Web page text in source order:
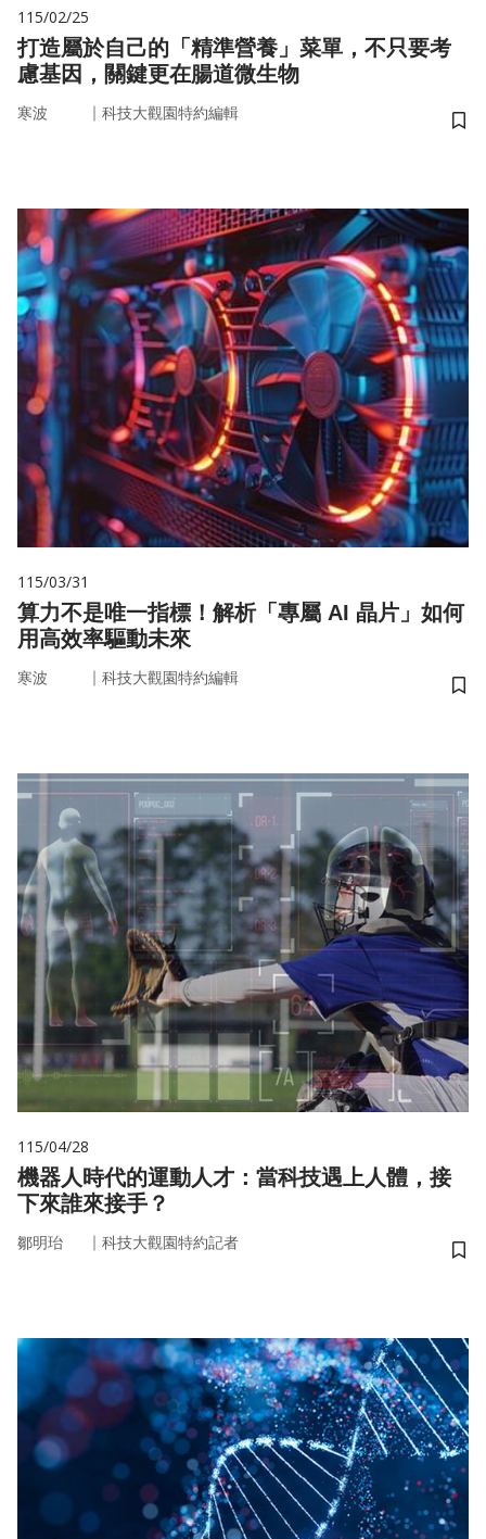
115/02/25
打造屬於自己的「精準營養」菜單，不只要考
慮基因，關鍵更在腸道微生物
寒波 ｜ 科技大觀園特約編輯
儲
115/03/31
算力不是唯一指標！解析「專屬 AI 晶片」如何
用高效率驅動未來
寒波 ｜ 科技大觀園特約編輯
儲
115/04/28
機器人時代的運動人才：當科技遇上人體，接
下來誰來接手？
鄒明珆 ｜ 科技大觀園特約記者
儲